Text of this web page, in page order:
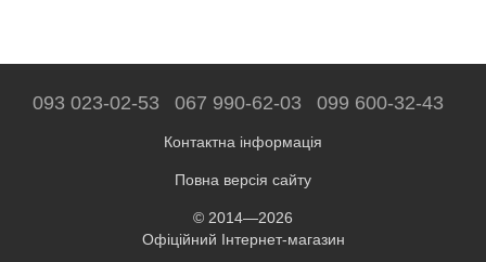
093 023-02-53 067 990-62-03 099 600-32-43
Контактна інформація
Повна версія сайту
© 2014—2026
Офіційний Інтернет-магазин